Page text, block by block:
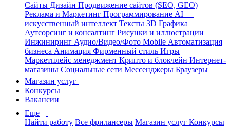
Сайты Дизайн Продвижение сайтов (SEO, GEO)
Реклама и Маркетинг Программирование AI —
искусственный интеллект Тексты 3D Графика
Аутсорсинг и консалтинг Рисунки и иллюстрации
Инжиниринг Аудио/Видео/Фото Mobile Автоматизация
бизнеса Анимация Фирменный стиль Игры
Маркетплейс менеджмент Крипто и блокчейн Интернет-
магазины Социальные сети Мессенджеры Браузеры
Магазин услуг
Конкурсы
Вакансии
Еще
Найти работу Все фрилансеры Магазин услуг Конкурсы